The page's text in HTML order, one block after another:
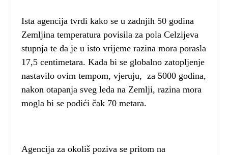
Ista agencija tvrdi kako se u zadnjih 50 godina
Zemljina temperatura povisila za pola Celzijeva
stupnja te da je u isto vrijeme razina mora porasla
17,5 centimetara. Kada bi se globalno zatopljenje
nastavilo ovim tempom, vjeruju, za 5000 godina,
nakon otapanja sveg leda na Zemlji, razina mora
mogla bi se podići čak 70 metara.
Agencija za okoliš poziva se pritom na